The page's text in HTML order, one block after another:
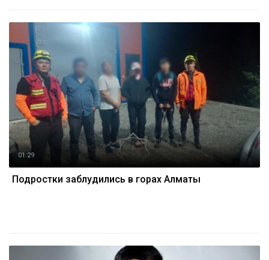
01:29
Подростки заблудились в горах Алматы